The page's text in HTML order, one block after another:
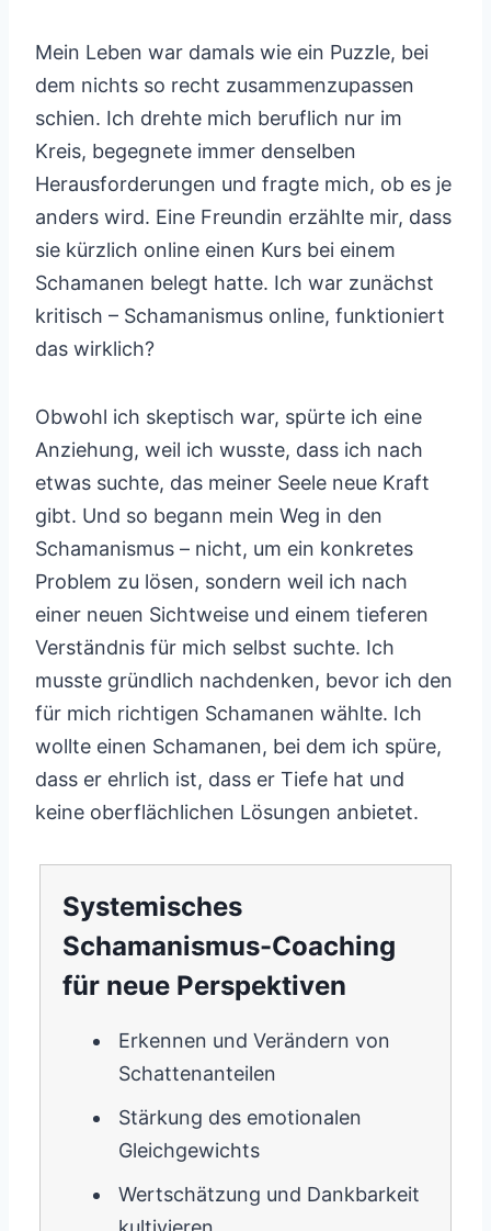
Mein Leben war damals wie ein Puzzle, bei
dem nichts so recht zusammenzupassen
schien. Ich drehte mich beruflich nur im
Kreis, begegnete immer denselben
Herausforderungen und fragte mich, ob es je
anders wird. Eine Freundin erzählte mir, dass
sie kürzlich online einen Kurs bei einem
Schamanen belegt hatte. Ich war zunächst
kritisch – Schamanismus online, funktioniert
das wirklich?
Obwohl ich skeptisch war, spürte ich eine
Anziehung, weil ich wusste, dass ich nach
etwas suchte, das meiner Seele neue Kraft
gibt. Und so begann mein Weg in den
Schamanismus – nicht, um ein konkretes
Problem zu lösen, sondern weil ich nach
einer neuen Sichtweise und einem tieferen
Verständnis für mich selbst suchte. Ich
musste gründlich nachdenken, bevor ich den
für mich richtigen Schamanen wählte. Ich
wollte einen Schamanen, bei dem ich spüre,
dass er ehrlich ist, dass er Tiefe hat und
keine oberflächlichen Lösungen anbietet.
Systemisches
Schamanismus-Coaching
für neue Perspektiven
Erkennen und Verändern von
Schattenanteilen
Stärkung des emotionalen
Gleichgewichts
Wertschätzung und Dankbarkeit